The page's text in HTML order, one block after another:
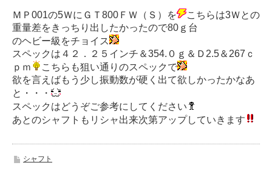
ＭＰ001の5ＷにＧＴ800ＦＷ（Ｓ）を
こちらは3Ｗとの
重量差をきっちり出したかったので80ｇ台
のヘビー級をチョイス
スペックは４２．２５インチ＆354.０ｇ＆Ｄ2.5＆267ｃ
ｐｍ
こちらも狙い通りのスペックで
欲を言えばもう少し振動数が硬く出て欲しかったかなあ
と・・・
スペックはどうぞご参考にしてください
あとのシャフトもリシャ出来次第アップしていきます
シャフト